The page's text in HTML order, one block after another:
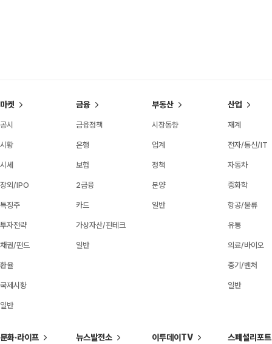
마켓
공시
시황
시세
장외/IPO
특징주
투자전략
채권/펀드
환율
국제시황
일반
금융
금융정책
은행
보험
2금융
카드
가상자산/핀테크
일반
부동산
시장동향
업계
정책
분양
일반
산업
재계
전자/통신/IT
자동차
중화학
항공/물류
유통
의료/바이오
중기/벤처
일반
문화·라이프 뉴스발전소 이투데이TV 스페셜리포트